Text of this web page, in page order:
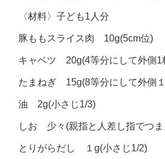
〈材料〉子ども1人分
豚ももスライス肉 10g(5cm位)
キャベツ 20g(4等分にして外側1
たまねぎ 15g(8等分にして外側
油 2g(小さじ1/3)
しお 少々(親指と人差し指でつま
とりがらだし １g(小さじ1/2)